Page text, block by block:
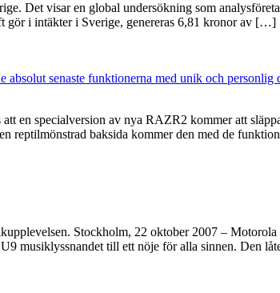
Det visar en global undersökning som
gör i intäkter i Sverige, genereras 6,81 kronor av […]
senaste funktionerna med unik och personlig
en specialversion av nya RAZR2 kommer att
reptilmönstrad baksida kommer den med de
Stockholm, 22 oktober 2007 –
musiklyssnandet till ett nöje för alla sinnen. Den